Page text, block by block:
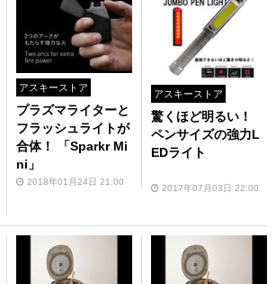
アスキーストア
プラズマライターと
フラッシュライトが
合体！ 「Sparkr Mi
ni」
2018年01月24日 21:00
アスキーストア
驚くほど明るい！
ペンサイズの強力L
EDライト
2017年07月03日 22:00